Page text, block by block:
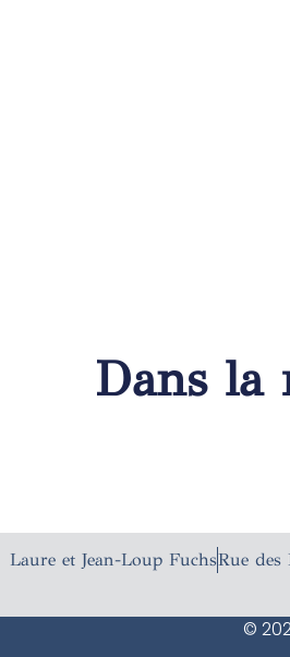
Dans la
Laure et Jean-Loup FuchsRue des
©